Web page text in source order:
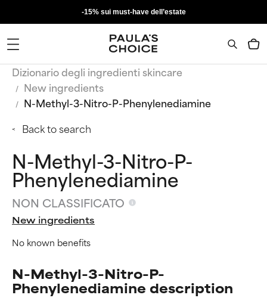
-15% sui must-have dell’estate
Dizionario degli ingredienti skincare
New ingredients
N-Methyl-3-Nitro-P-Phenylenediamine
Back to search
N-Methyl-3-Nitro-P-
Phenylenediamine
NON CLASSIFICATO
New ingredients
No known benefits
N-Methyl-3-Nitro-P-
Phenylenediamine description